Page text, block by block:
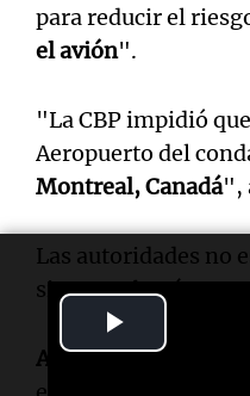
para reducir el
el avión".
"La CBP impidió
Aeropuerto del
Montreal, Canadá",
Las autoridades no
si mostraba
Air France confirmó